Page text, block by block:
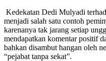
Kedekatan Dedi Mulyadi
menjadi salah satu contoh
karenanya tak jarang setiap
mendapatkan komentar positif
bahkan disambut hangan oleh
“pejabat tanpa sekat”.